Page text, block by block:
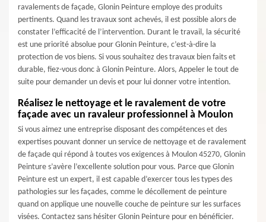
ravalements de façade, Glonin Peinture employe des produits
pertinents. Quand les travaux sont achevés, il est possible alors de
constater l’efficacité de l’intervention. Durant le travail, la sécurité
est une priorité absolue pour Glonin Peinture, c’est-à-dire la
protection de vos biens. Si vous souhaitez des travaux bien faits et
durable, fiez-vous donc à Glonin Peinture. Alors, Appeler le tout de
suite pour demander un devis et pour lui donner votre intention.
Réalisez le nettoyage et le ravalement de votre
façade avec un ravaleur professionnel à Moulon
Si vous aimez une entreprise disposant des compétences et des
expertises pouvant donner un service de nettoyage et de ravalement
de façade qui répond à toutes vos exigences à Moulon 45270, Glonin
Peinture s’avère l’excellente solution pour vous. Parce que Glonin
Peinture est un expert, il est capable d’exercer tous les types des
pathologies sur les façades, comme le décollement de peinture
quand on applique une nouvelle couche de peinture sur les surfaces
visées. Contactez sans hésiter Glonin Peinture pour en bénéficier.